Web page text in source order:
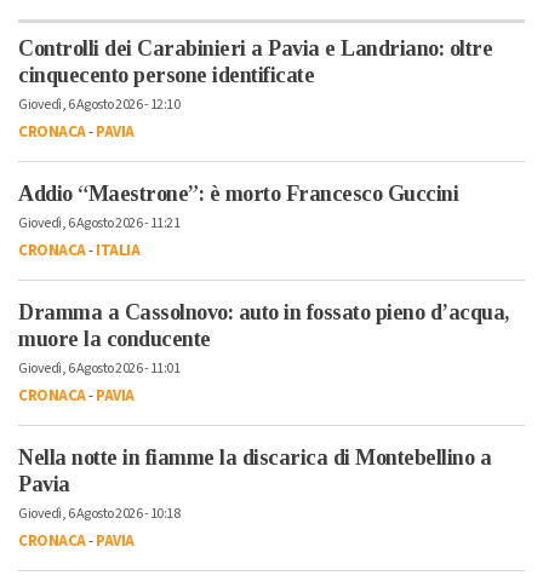
Controlli dei Carabinieri a Pavia e Landriano: oltre
cinquecento persone identificate
Giovedì, 6 Agosto 2026 - 12:10
CRONACA-PAVIA
Addio “Maestrone”: è morto Francesco Guccini
Giovedì, 6 Agosto 2026 - 11:21
CRONACA-ITALIA
Dramma a Cassolnovo: auto in fossato pieno d’acqua,
muore la conducente
Giovedì, 6 Agosto 2026 - 11:01
CRONACA-PAVIA
Nella notte in fiamme la discarica di Montebellino a
Pavia
Giovedì, 6 Agosto 2026 - 10:18
CRONACA-PAVIA